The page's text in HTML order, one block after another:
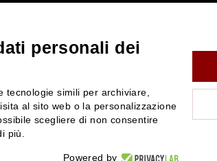
Contattaci
Attiva la Rossi Card
Lavora con noi
Segnalazione (Whistleblowing)
personali dei
simili per archiviare,
al sito web o la personalizzazione
scegliere di non consentire
più.
Powered by